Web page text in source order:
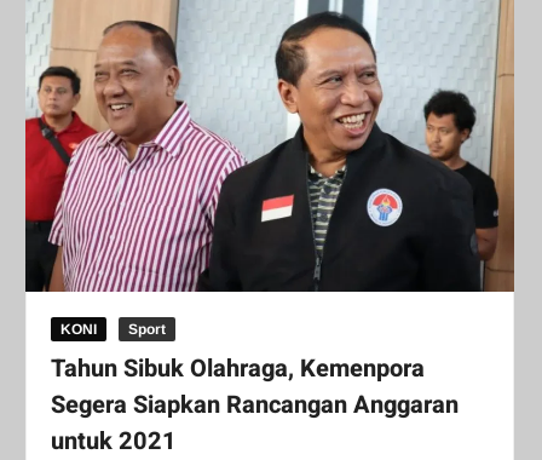
KONI Sport
Tahun Sibuk Olahraga, Kemenpora
Segera Siapkan Rancangan Anggaran
untuk 2021